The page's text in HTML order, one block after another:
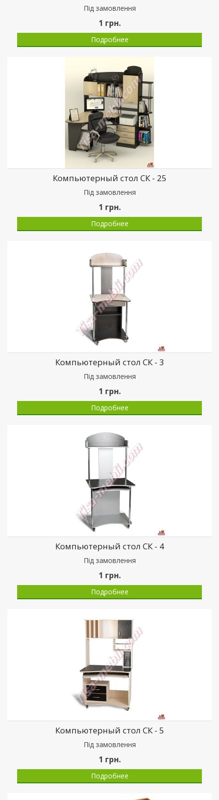
Пiд замовлення
1 грн.
Подробнее
Компьютерный стол СК - 25
Пiд замовлення
1 грн.
Подробнее
Компьютерный стол СК - 3
Пiд замовлення
1 грн.
Подробнее
Компьютерный стол СК - 4
Пiд замовлення
1 грн.
Подробнее
Компьютерный стол СК - 5
Пiд замовлення
1 грн.
Подробнее